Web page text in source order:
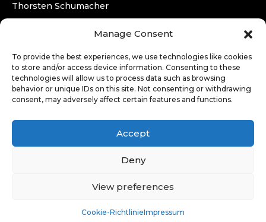
Manage Consent
To provide the best experiences, we use technologies like cookies
to store and/or access device information. Consenting to these
technologies will allow us to process data such as browsing
behavior or unique IDs on this site. Not consenting or withdrawing
consent, may adversely affect certain features and functions.
Accept
Deny
View preferences
Cookie-RichtlinieImpressum
Thorsten Schumacher
kontakt@wirfahren.de
RECHTLICHES
Impressum
Datenschutzerklärung